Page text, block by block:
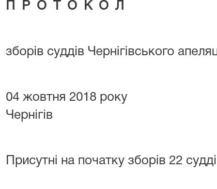
П Р О Т О К О Л
зборів суддів Чернігівського
04 жовтня
Чернігів
Присутні на початку зборів 22